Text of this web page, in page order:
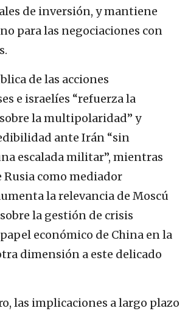
de inversión, y mantiene
para las negociaciones con
de las acciones
e israelíes “refuerza la
la multipolaridad” y
ante Irán “sin
escalada militar”, mientras
Rusia como mediador
la relevancia de Moscú
la gestión de crisis
económico de China en la
dimensión a este delicado
las implicaciones a largo plazo